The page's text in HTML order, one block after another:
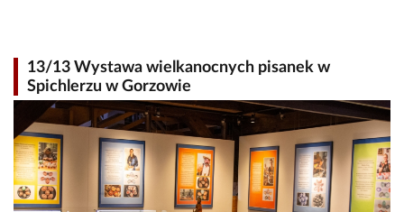
13/13 Wystawa wielkanocnych pisanek w
Spichlerzu w Gorzowie